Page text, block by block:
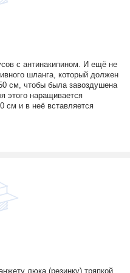
с антинакипином. И ещё не
шланга, который должен
см, чтобы была завоздушена
этого наращивается
см и в неё вставляется
люка (резинку) тряпкой,